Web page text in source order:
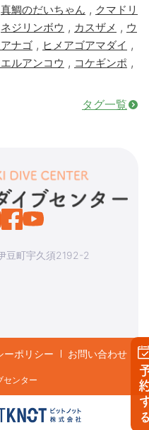
予
真鯛のだいちゃん , クマドリ
ネジリンボウ , カスザメ , ウ
ナゴ , ヒメアゴアマダイ ,
ルアンコウ , コケギンポ ,
タグ一覧
豆町宇久須2192-2
ーポリシー お問い合わせ
ンター